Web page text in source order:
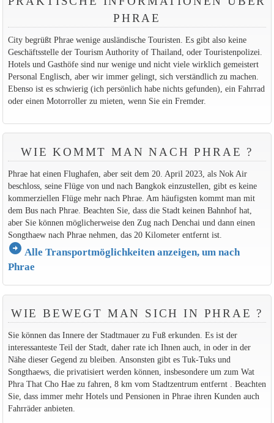
PHRAE
City begrüßt Phrae wenige ausländische Touristen. Es gibt also keine
Geschäftsstelle der Tourism Authority of Thailand, oder Touristenpolizei.
Hotels und Gasthöfe sind nur wenige und nicht viele wirklich gemeistert
Personal Englisch, aber wir immer gelingt, sich verständlich zu machen.
Ebenso ist es schwierig (ich persönlich habe nichts gefunden), ein Fahrrad
oder einen Motorroller zu mieten, wenn Sie ein Fremder.
WIE KOMMT MAN NACH PHRAE ?
Phrae hat einen Flughafen, aber seit dem 20. April 2023, als Nok Air
beschloss, seine Flüge von und nach Bangkok einzustellen, gibt es keine
kommerziellen Flüge mehr nach Phrae. Am häufigsten kommt man mit
dem Bus nach Phrae. Beachten Sie, dass die Stadt keinen Bahnhof hat,
aber Sie können möglicherweise den Zug nach Denchai und dann einen
Songthaew nach Phrae nehmen, das 20 Kilometer entfernt ist.
arrow_circle_right Alle Transportmöglichkeiten anzeigen, um nach
Phrae
WIE BEWEGT MAN SICH IN PHRAE ?
Sie können das Innere der Stadtmauer zu Fuß erkunden. Es ist der
interessanteste Teil der Stadt, daher rate ich Ihnen auch, in oder in der
Nähe dieser Gegend zu bleiben. Ansonsten gibt es Tuk-Tuks und
Songthaews, die privatisiert werden können, insbesondere um zum Wat
Phra That Cho Hae zu fahren, 8 km vom Stadtzentrum entfernt . Beachten
Sie, dass immer mehr Hotels und Pensionen in Phrae ihren Kunden auch
Fahrräder anbieten.